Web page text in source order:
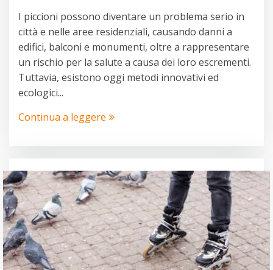
I piccioni possono diventare un problema serio in
città e nelle aree residenziali, causando danni a
edifici, balconi e monumenti, oltre a rappresentare
un rischio per la salute a causa dei loro escrementi.
Tuttavia, esistono oggi metodi innovativi ed
ecologici...
Continua a leggere